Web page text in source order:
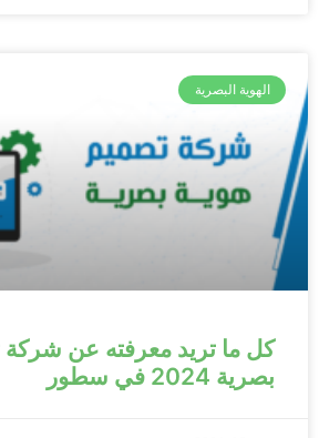
الهوية البصرية
كل ما تريد معرفته عن شركة
بصرية 2024 في سطور